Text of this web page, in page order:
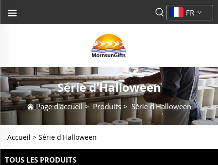
FR
Série d'Halloween
Page d'accueil> Produits > Série d'Halloween
Accueil > Série d'Halloween
TOUS LES PRODUITS